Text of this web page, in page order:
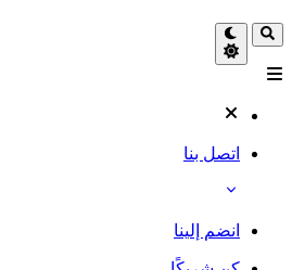
اتصل بنا
انضم إلينا